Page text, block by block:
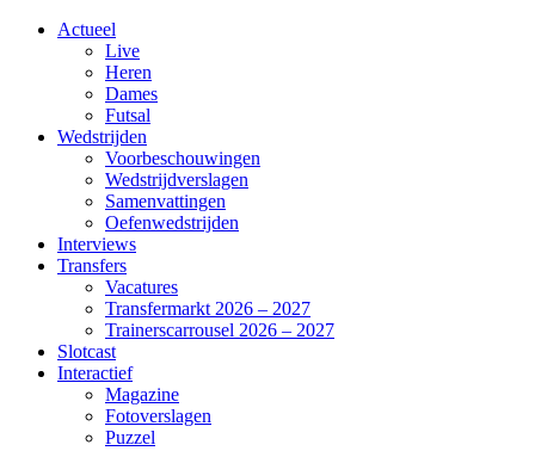
Actueel
Live
Heren
Dames
Futsal
Wedstrijden
Voorbeschouwingen
Wedstrijdverslagen
Samenvattingen
Oefenwedstrijden
Interviews
Transfers
Vacatures
Transfermarkt 2026 – 2027
Trainerscarrousel 2026 – 2027
Slotcast
Interactief
Magazine
Fotoverslagen
Puzzel